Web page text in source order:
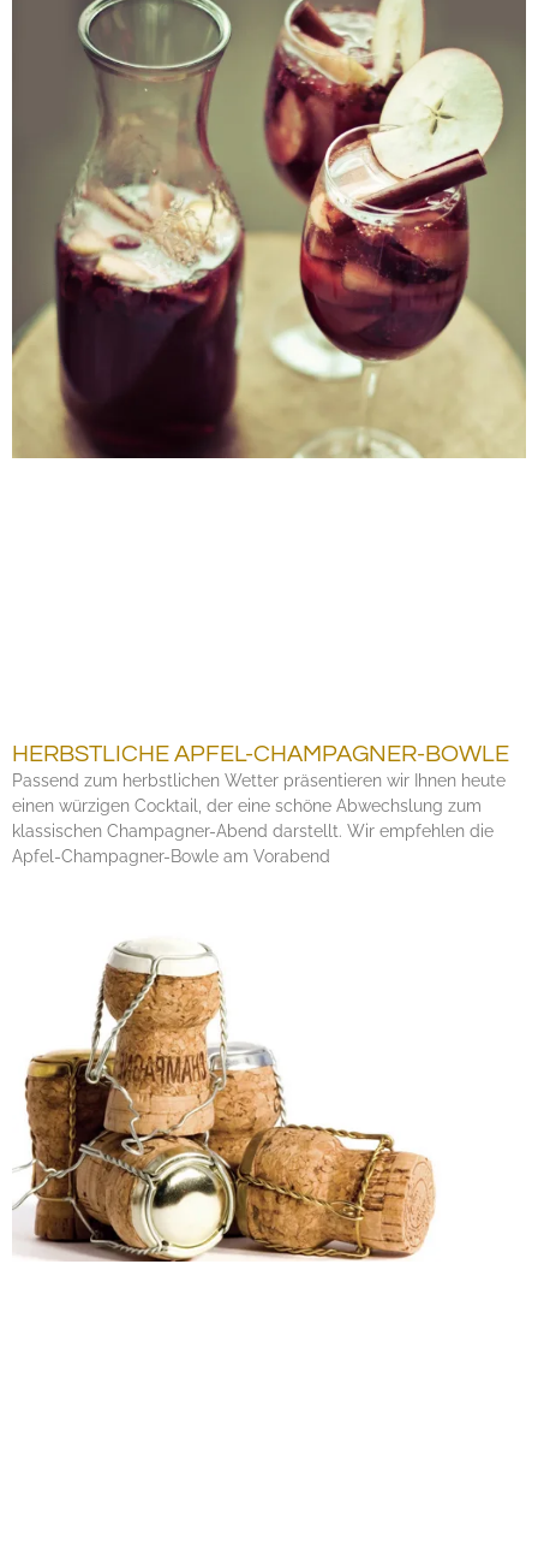
HERBSTLICHE APFEL-CHAMPAGNER-BOWLE
Passend zum herbstlichen Wetter präsentieren wir Ihnen heute
einen würzigen Cocktail, der eine schöne Abwechslung zum
klassischen Champagner-Abend darstellt. Wir empfehlen die
Apfel-Champagner-Bowle am Vorabend